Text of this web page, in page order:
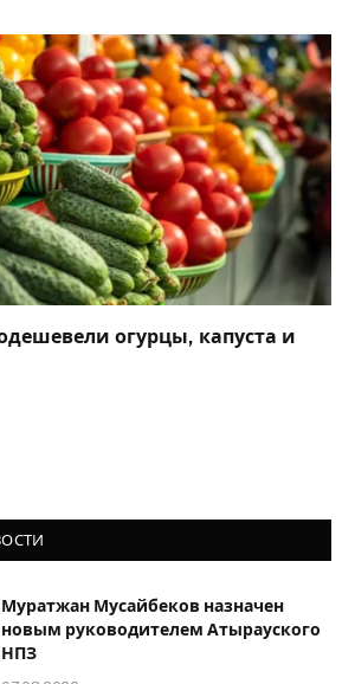
огурцы, капуста и
Муратжан Мусайбеков назначен
новым руководителем Атырауского
НПЗ